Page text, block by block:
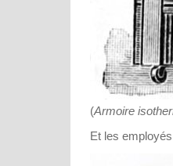
(Armoire
Et les